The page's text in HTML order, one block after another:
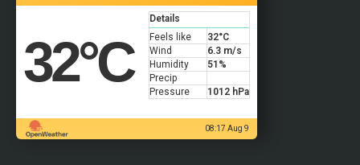
32°C
Details
Feels like
32°C
Wind
6.3 m/s
Humidity
51%
Precip
Pressure
1012 hPa
08:17 Aug 9